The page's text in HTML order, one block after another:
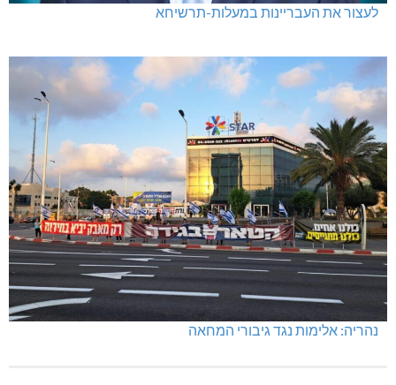
לעצור את העבריינות במעלות-תרשיחא
נהריה: אלימות נגד גיבורי המחאה